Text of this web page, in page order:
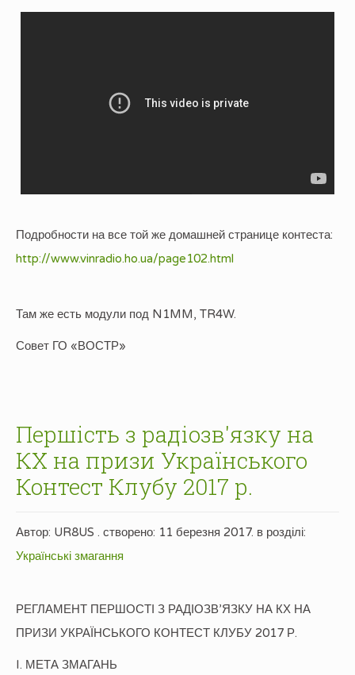
Подробности на все той же домашней странице контеста:
http://www.vinradio.ho.ua/page102.html
Там же есть модули под N1MM, TR4W.
Совет ГО «ВОСТР»
Першість з радіозв'язку на
КХ на призи Українського
Контест Клубу 2017 р.
Автор: UR8US . створено: 11 березня 2017. в розділі:
Українські змагання
РЕГЛАМЕНТ ПЕРШОСТІ З РАДІОЗВ’ЯЗКУ НА КХ НА
ПРИЗИ УКРАЇНСЬКОГО КОНТЕСТ КЛУБУ 2017 Р.
I. МЕТА ЗМАГАНЬ